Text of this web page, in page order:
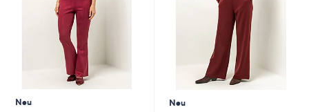
Neu
Neu